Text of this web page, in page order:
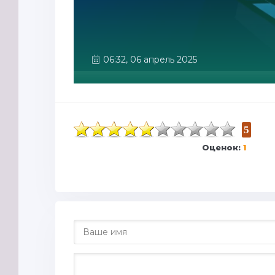
06:32, 06 апрель 2025
5
Оценок: 1